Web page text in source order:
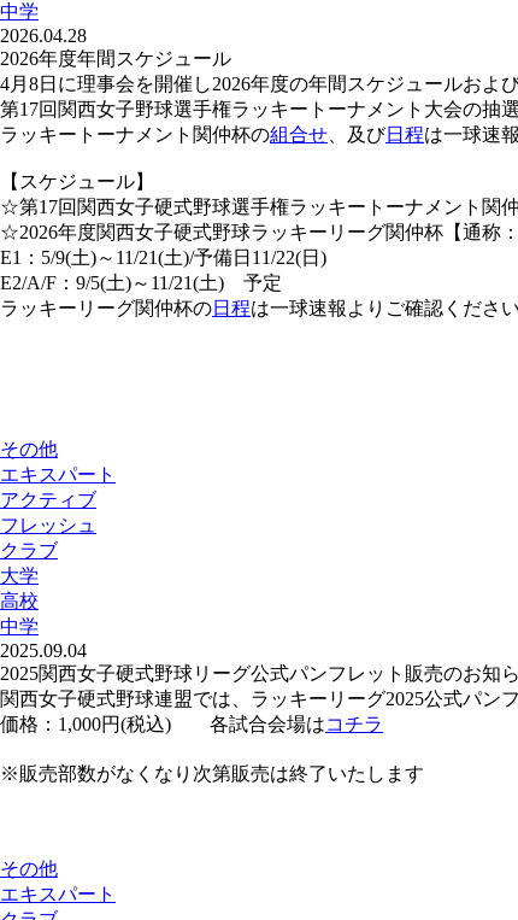
中学
2026.04.28
2026年度年間スケジュール
4月8日に理事会を開催し2026年度の年間スケジュールおよび
第17回関西女子野球選手権ラッキートーナメント大会の抽
ラッキートーナメント関仲杯の組合せ 、及び日程は一球速
【スケジュール】
☆第17回関西女子硬式野球選手権ラッキートーナメント関
☆2026年度関西女子硬式野球ラッキーリーグ関仲杯【通称
E1：5/9(土)～11/21(土)/予備日11/22(日)
E2/A/F：9/5(土)～11/21(土) 予定
ラッキーリーグ関仲杯の日程は一球速報よりご確認ください
その他
エキスパート
アクティブ
フレッシュ
クラブ
大学
高校
中学
2025.09.04
2025関西女子硬式野球リーグ公式パンフレット販売のお知
関西女子硬式野球連盟では、ラッキーリーグ2025公式パン
価格：1,000円(税込) 各試合会場はコチラ
※販売部数がなくなり次第販売は終了いたします
その他
エキスパート